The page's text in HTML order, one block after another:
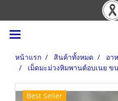
หน้าแรก สินค้าทั้งหมด
อา
เม็ดมะม่วงหิมพานต์อบเนย ข
Best Seller